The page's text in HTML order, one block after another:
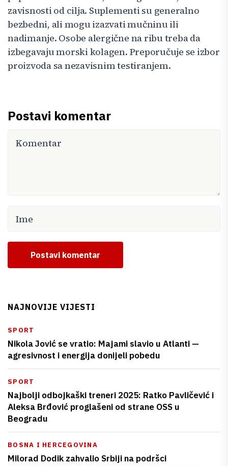
zavisnosti od cilja. Suplementi su generalno
bezbedni, ali mogu izazvati mučninu ili
nadimanje. Osobe alergične na ribu treba da
izbegavaju morski kolagen. Preporučuje se izbor
proizvoda sa nezavisnim testiranjem.
Postavi komentar
Postavi komentar
NAJNOVIJE VIJESTI
SPORT
Nikola Jović se vratio: Majami slavio u Atlanti —
agresivnost i energija donijeli pobedu
SPORT
Najbolji odbojkaški treneri 2025: Ratko Pavličević i
Aleksa Brđović proglašeni od strane OSS u
Beogradu
BOSNA I HERCEGOVINA
Milorad Dodik zahvalio Srbiji na podršci